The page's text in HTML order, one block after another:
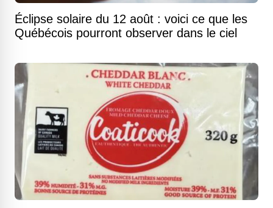
Éclipse solaire du 12 août : voici ce que les
Québécois pourront observer dans le ciel